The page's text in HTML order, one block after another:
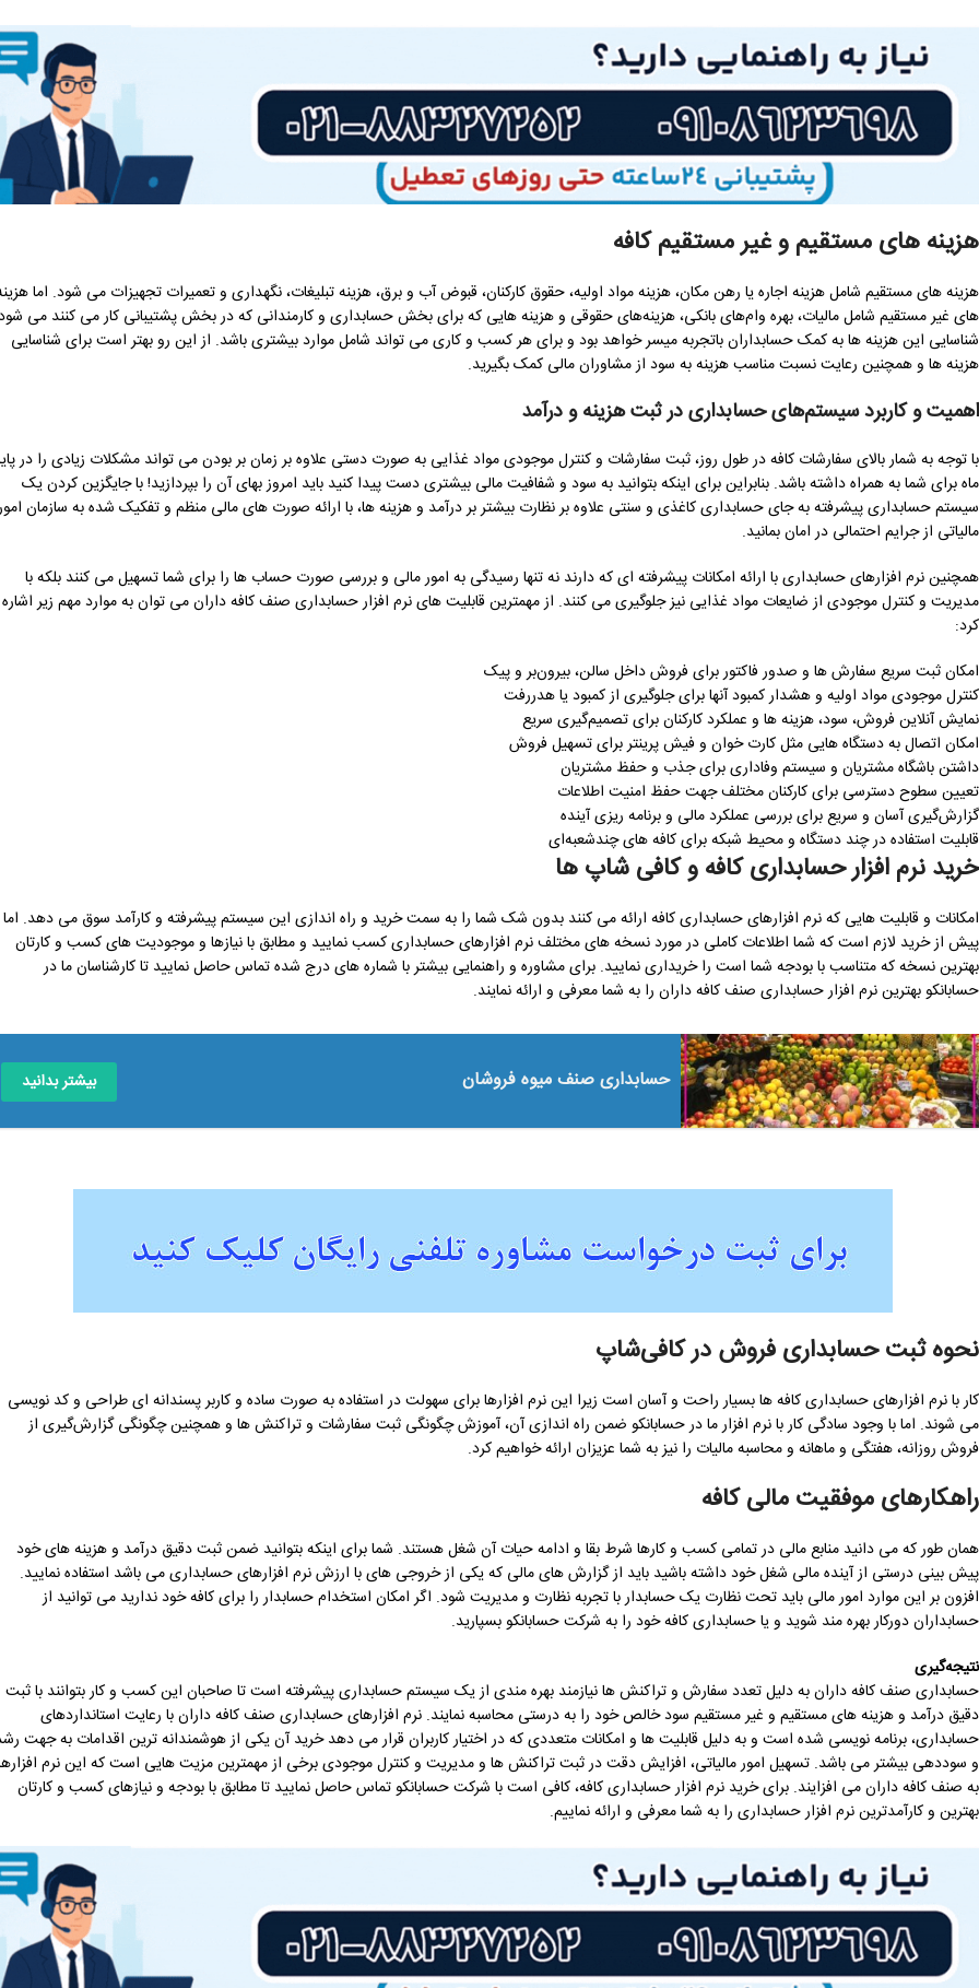
هزینه های مستقیم و غیر مستقیم کافه
هزینه های مستقیم شامل هزینه اجاره یا رهن مکان، هزینه مواد اولیه، حقوق کارکنان، قبوض آب و برق، هزینه تبلیغات، نگهداری و تعمیرات تجهیزات می شود. اما
های غیر مستقیم شامل مالیات، بهره وام‌های بانکی، هزینه‌های حقوقی و هزینه هایی که برای بخش حسابداری و کارمندانی که در بخش پشتیبانی کار می کنند می
شناسایی این هزینه ها به کمک حسابداران باتجربه میسر خواهد بود و برای هر کسب و کاری می تواند شامل موارد بیشتری باشد. از این رو بهتر است برای شناسایی
هزینه ها و همچنین رعایت نسبت مناسب هزینه به سود از مشاوران مالی کمک بگیرید.
اهمیت و کاربرد سیستم‌های حسابداری در ثبت هزینه و درآمد
با توجه به شمار بالای سفارشات کافه در طول روز، ثبت سفارشات و کنترل موجودی مواد غذایی به صورت دستی علاوه بر زمان بر بودن می تواند مشکلات زیادی را در
ماه برای شما به همراه داشته باشد. بنابراین برای اینکه بتوانید به سود و شفافیت مالی بیشتری دست پیدا کنید باید امروز بهای آن را بپردازید! با جایگزین کردن یک
سیستم حسابداری پیشرفته به جای حسابداری کاغذی و سنتی علاوه بر نظارت بیشتر بر درآمد و هزینه ها، با ارائه صورت های مالی منظم و تفکیک شده به سازمان
مالیاتی از جرایم احتمالی در امان بمانید.
همچنین نرم افزارهای حسابداری با ارائه امکانات پیشرفته ای که دارند نه تنها رسیدگی به امور مالی و بررسی صورت حساب ها را برای شما تسهیل می کنند بلکه با
مدیریت و کنترل موجودی از ضایعات مواد غذایی نیز جلوگیری می کنند. از مهمترین قابلیت های نرم افزار حسابداری صنف کافه داران می توان به موارد مهم زیر اشاره
کرد:
امکان ثبت سریع سفارش ‌ها و صدور فاکتور برای فروش داخل سالن، بیرون‌بر و پیک
کنترل موجودی مواد اولیه و هشدار کمبود آنها برای جلوگیری از کمبود یا هدررفت
نمایش آنلاین فروش، سود، هزینه ‌ها و عملکرد کارکنان برای تصمیم‌گیری سریع
امکان اتصال به دستگاه ‌هایی مثل کارت‌ خوان و فیش ‌پرینتر برای تسهیل فروش
داشتن باشگاه مشتریان و سیستم وفاداری برای جذب و حفظ مشتریان
تعیین سطوح دسترسی برای کارکنان مختلف جهت حفظ امنیت اطلاعات
گزارش‌گیری آسان و سریع برای بررسی عملکرد مالی و برنامه ‌ریزی آینده
قابلیت استفاده در چند دستگاه و محیط شبکه برای کافه‌ های چندشعبه‌ای
خرید نرم افزار حسابداری کافه و کافی شاپ ها
امکانات و قابلیت هایی که نرم افزارهای حسابداری کافه ارائه می کنند بدون شک شما را به سمت خرید و راه اندازی این سیستم پیشرفته و کارآمد سوق می دهد. اما
پیش از خرید لازم است که شما اطلاعات کاملی در مورد نسخه های مختلف نرم افزارهای حسابداری کسب نمایید و مطابق با نیازها و موجودیت های کسب و کارتان
بهترین نسخه که متناسب با بودجه شما است را خریداری نمایید. برای مشاوره و راهنمایی بیشتر با شماره های درج شده تماس حاصل نمایید تا کارشناسان ما در
حسابانکو بهترین نرم افزار حسابداری صنف کافه داران را به شما معرفی و ارائه نمایند.
حسابداری صنف میوه فروشان بیشتر بدانید
نحوه ثبت حسابداری فروش در کافی‌شاپ
کار با نرم افزارهای حسابداری کافه ها بسیار راحت و آسان است زیرا این نرم افزارها برای سهولت در استفاده به صورت ساده و کاربر پسندانه ای طراحی و کد نویسی
می شوند. اما با وجود سادگی کار با نرم افزار ما در حسابانکو ضمن راه اندازی آن، آموزش چگونگی ثبت سفارشات و تراکنش ها و همچنین چگونگی گزارش‌گیری از
فروش روزانه، هفتگی و ماهانه و محاسبه مالیات را نیز به شما عزیزان ارائه خواهیم کرد.
راهکارهای موفقیت مالی کافه
همان طور که می دانید منابع مالی در تمامی کسب و کارها شرط بقا و ادامه حیات آن شغل هستند. شما برای اینکه بتوانید ضمن ثبت دقیق درآمد و هزینه های خود
پیش بینی درستی از آینده مالی شغل خود داشته باشید باید از گزارش های مالی که یکی از خروجی های با ارزش نرم افزارهای حسابداری می باشد استفاده نمایید.
افزون بر این موارد امور مالی باید تحت نظارت یک حسابدار با تجربه نظارت و مدیریت شود. اگر امکان استخدام حسابدار را برای کافه خود ندارید می توانید از
حسابداران دورکار بهره مند شوید و یا حسابداری کافه خود را به شرکت حسابانکو بسپارید.
نتیجه‌گیری
حسابداری صنف کافه داران به دلیل تعدد سفارش و تراکنش ها نیازمند بهره مندی از یک سیستم حسابداری پیشرفته است تا صاحبان این کسب و کار بتوانند با ثبت
دقیق درآمد و هزینه های مستقیم و غیر مستقیم سود خالص خود را به درستی محاسبه نمایند. نرم افزارهای حسابداری صنف کافه داران با رعایت استانداردهای
حسابداری، برنامه نویسی شده است و به دلیل قابلیت ها و امکانات متعددی که در اختیار کاربران قرار می دهد خرید آن یکی از هوشمندانه ترین اقدامات به جهت
و سوددهی بیشتر می باشد. تسهیل امور مالیاتی، افزایش دقت در ثبت تراکنش ‌ها و مدیریت و کنترل موجودی برخی از مهمترین مزیت هایی است که این نرم
به صنف کافه داران می افزایند. برای خرید نرم افزار حسابداری کافه، کافی است با شرکت حسابانکو تماس حاصل نمایید تا مطابق با بودجه و نیازهای کسب و کارتان
بهترین و کارآمدترین نرم افزار حسابداری را به شما معرفی و ارائه نماییم.